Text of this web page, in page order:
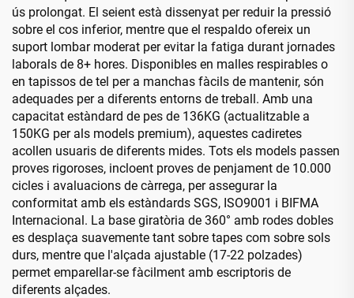
ús prolongat. El seient està dissenyat per reduir la pressió
sobre el cos inferior, mentre que el respaldo ofereix un
suport lombar moderat per evitar la fatiga durant jornades
laborals de 8+ hores. Disponibles en malles respirables o
en tapissos de tel per a manchas fàcils de mantenir, són
adequades per a diferents entorns de treball. Amb una
capacitat estàndard de pes de 136KG (actualitzable a
150KG per als models premium), aquestes cadiretes
acollen usuaris de diferents mides. Tots els models passen
proves rigoroses, incloent proves de penjament de 10.000
cicles i avaluacions de càrrega, per assegurar la
conformitat amb els estàndards SGS, ISO9001 i BIFMA
Internacional. La base giratòria de 360° amb rodes dobles
es desplaça suavemente tant sobre tapes com sobre sols
durs, mentre que l'alçada ajustable (17-22 polzades)
permet emparellar-se fàcilment amb escriptoris de
diferents alçades.